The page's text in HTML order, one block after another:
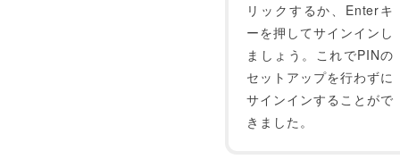
リックするか、Enterキ
ーを押してサインインし
ましょう。これでPINの
セットアップを行わずに
サインインすることがで
きました。